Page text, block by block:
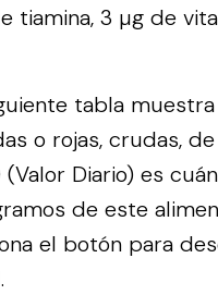
tiamina, 3 µg de
tabla
o rojas, crudas,
(Valor Diario) es
de este
el botón para